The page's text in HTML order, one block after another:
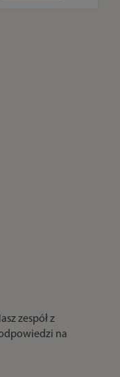
zespół z
na